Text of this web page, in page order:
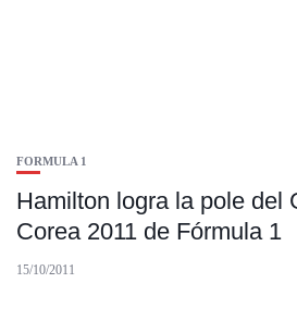
FORMULA 1
Hamilton logra la pole del
Corea 2011 de Fórmula 1
15/10/2011